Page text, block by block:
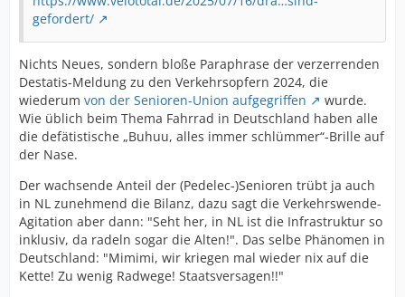
gefordert/
Nichts Neues, sondern bloße Paraphrase der verzerrenden
Destatis-Meldung zu den Verkehrsopfern 2024, die
wiederum von der Senioren-Union aufgegriffen
wurde.
Wie üblich beim Thema Fahrrad in Deutschland haben alle
die defätistische „Buhuu, alles immer schlümmer“-Brille auf
der Nase.
Der wachsende Anteil der (Pedelec-)Senioren trübt ja auch
in NL zunehmend die Bilanz, dazu sagt die Verkehrswende-
Agitation aber dann: "Seht her, in NL ist die Infrastruktur so
inklusiv, da radeln sogar die Alten!". Das selbe Phänomen in
Deutschland: "Mimimi, wir kriegen mal wieder nix auf die
Kette! Zu wenig Radwege! Staatsversagen!!"